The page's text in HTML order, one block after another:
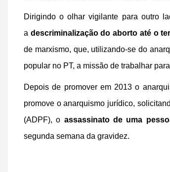
Dirigindo o olhar vigilante para outro
a descriminalização do aborto até o
de marxismo, que, utilizando-se do
popular no PT, a missão de trabalhar
Depois de promover em 2013 o
promove o anarquismo jurídico,
(ADPF), o assassinato de uma
segunda semana da gravidez.